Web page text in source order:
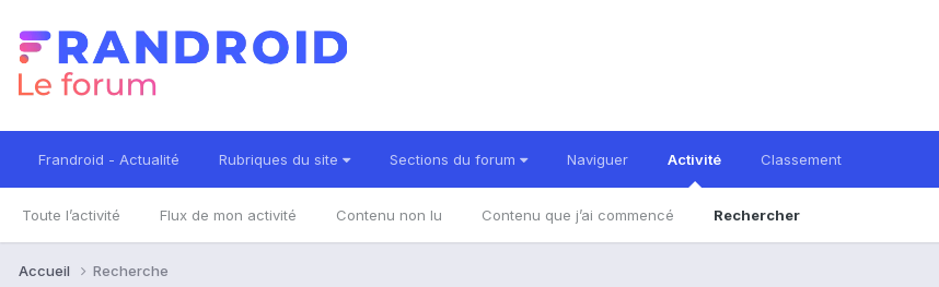
Frandroid - Actualité Rubriques du site Sections du forum Naviguer Activité
Toute l’activité Flux de mon activité Contenu non lu Contenu que j’ai commencé Rechercher
Classement
Accueil Recherche